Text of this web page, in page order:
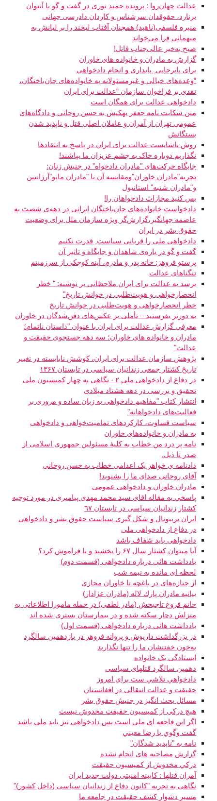
عدالت جهان‌روا : پرونده حمید نوری در گفت و گو با آنتوان
برنارد، حقوقدان سرشناس و کاردان دادرسی جهانی
منیره فلسفی(ناهید) همچنان آفتاب لبخند را بر لبانش به
میهمانی فرا می‌خواند
صبح به‌خیر عالی‌جناب قاتل!
گزارش به مادران و خانواده های خاوران
برای پابرجایی ِ پایداری و انجام دادخواهی
“وعده‌های خیالی و غیرمسئولانه به خانواده‌های جان‌باختگان،
نقدی بر فراخوان سازمان “عدالت برای ایران
دادخواهی عدالت برای همگان است
متن شکایت نامه جعفر بهکیش به حسن روحانی و دادگاه‌های
عمومی تهران از آمران و عاملان اصلی قتل و ناپدید شدن
بستگانش
روش ناشایست عدالت برای ایران در پاسخ به انتقادها
نگذاریم دوباره خاک به چشم عزیزان ما بپاشند!
جایگاه حرکت‌های "مادران دادخواه" در جنبش زنان:
تجربه"مادران خاوران"ومقایسه آن با "مادران مایو"آرژانتین
و"مادران شنبه" استانبول
بس کنید مجازات دادخواهان را!
دادخواست خانواده‌های جان‌باختگان ایرانی در دهه‌ی شصت به
عاصمه جهانگیر،گزارش‌گر‌ ویژه سازمان ملل برای وضعیت
حقوق بشر در ایران
دادخواهی ملی را قربانی سیاست ِ قدرت نکنیم
گفت و گو در باره‌ی شاهدان و جايگاه و تاثير آن
پرستو فروهر: خانه پدر و مادرم، آینه کوچکی از سرزمینم
تنگناهای عدالت
برسد به عدالت برای ایران ملاحظاتی بر نوشته: " خطر
انحصارخواهی و هویت‌طلبی در خوانش تاریخ"
خطر انحصارخواهی و هویت‌طلبی در خوانش تاریخ
به دورتر بفرستید – تأملی بر عکس‌های دفن‌شدگان در خاوران
معرفی گزارش عدالت برای ایران با عنوان "داستان ناتمام؛
مادران و خانواده های خاوران؛ سه دهه جستجوی حقیقت و
عدالت"
پژوهش سازمان عدالت برای ایران، کوشش نابایسته در تغییر
تاریخ کشتار جمعی زندانیان سیاسی در تابستان ۱۳۶۷
در دفاع از دادخواهی ملی ٢ - نگاهی به چهار کمیسیون‌ ملی
تحقیق و بررسی در دهه هشتاد میلادی
انتشار کتاب "مفاهیم دادخواهی به زبان ساده و مروری بر
فعالیت‌های دادخواهانه"
سیاست قساوت، کارکردهای تمامیت‌خواهی و دادخواهی
به مادران و خانواده‌های خاوران
نامه پر درد من خطاب به کلیۀ مسئولین جمهوری اسلامی از
صدر تا ذیل.
دادنامه ی خواهر یک اعدامی خطاب به حسن روحانی
آقای روحانی صدای ما را بشنوید!
مادران خاوران و دادخواهی عمومی
پاسخی به مقاله اقای سید محمد مهدی پیامبری در مورد توجیه
کشتار زندانیان سیاسی در تابستان ٦٧
ایران تریبونال و شکل گیری سیاست حقوق بشر و دادخواهی
در دفاع از دادخواهی ملی
دادخواهی باید شفاف باشد
آیا میتوان کشتار سال ۶۷ را بخشید و یا فراموش کرد؟
یادداشت هائی درباره دادخواهی (قسمت دوم)
لحظه ای مانده به نیمه شب
از جنازه‌های در باغچه تا خاوران مجازی
بيانيه مادران پارك لاله (مادران عزادار)
خانم فروغ تاجبخش (مادر لطفی) در حمله مامورا اطلاعاتی به
منزلش دچار سکته شده و در بیمارستان بستری شده اند
یادداشت هائی درباره دادخواهی (قسمت اول)
در بزرگداشت داریوش و پروانه فروهر در یازدهمین سالگرد
به‌خون خفتنشان ما را تنها نگذارید
ایستادگی یک خانواده
دهمین سالگرد قتلهای سیاسی
دادخواهي تلاشي ست برای امروز
حقيقت و عدالت انتقالی در افغانستان
مسائل بحث انگیز در جنبش حقوق بشر
هیچ درکی از کمیسیون حقیقت مخدوش نیست
اگر اين فاجعه اي ملي است پس دادخواهي نيز بايد ملي باشد
گفت وگوي با رضا معيني
نامه به "ناپديد شدگان"
گزارش مصاحبه های انجام نشده
دركي مخدوش از كميسيون حقيقت
آمران قتلها : کابینه امنیتی دولت جدید ایران
نگاهی به تجربه "کانون دفاع از زندانیان سیاسی (داخل کشور)"
مسیر دشوار کشف حقیقت در جامعه ما